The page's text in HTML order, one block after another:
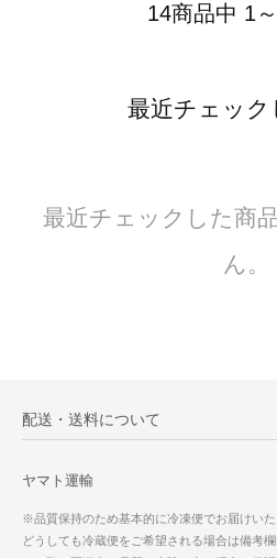
14商品中 1
最近チェック
最近チェックした商
ん。
配送・送料について
ヤマト運輸
※品質保持のため基本的に冷凍便でお届けいた
どうしても冷蔵便をご希望される場合は備考